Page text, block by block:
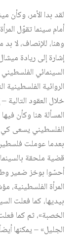
لقد بدا الأمر،
أمام سينما تقوّل
وهنا، للإنصاف، لا
إشارة إلى ريادة
السينمائي
الروائية
خلال العقود
المسألة هنا وكأن
الفلسطيني يسعى
بعدما عوملت
قضية ملحقة
أحسّوا بوخز ضمير
المرأة
بيديها، كما فعلت
الخصبة»، ثم كما
الجليل» – يمكنها